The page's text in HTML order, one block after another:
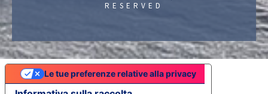
RESERVED
Le tue preferenze relative alla privacy